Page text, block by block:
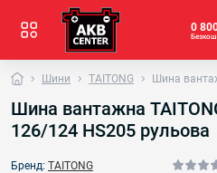
0
Шини TAITONG Шина
Шина вантажна
126/124 HS205 рульова
Бренд: TAITONG